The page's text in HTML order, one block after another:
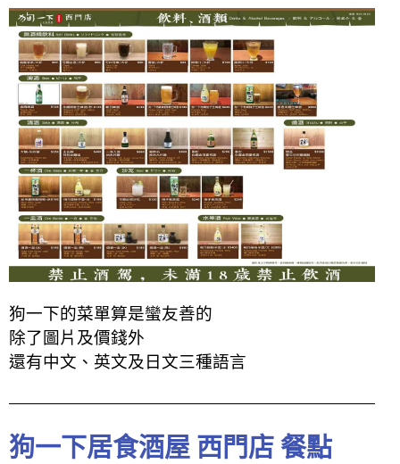
狗一下的菜單算是蠻友善的
除了圖片及價錢外
還有中文、英文及日文三種語言
狗一下居食酒屋 西門店 餐點